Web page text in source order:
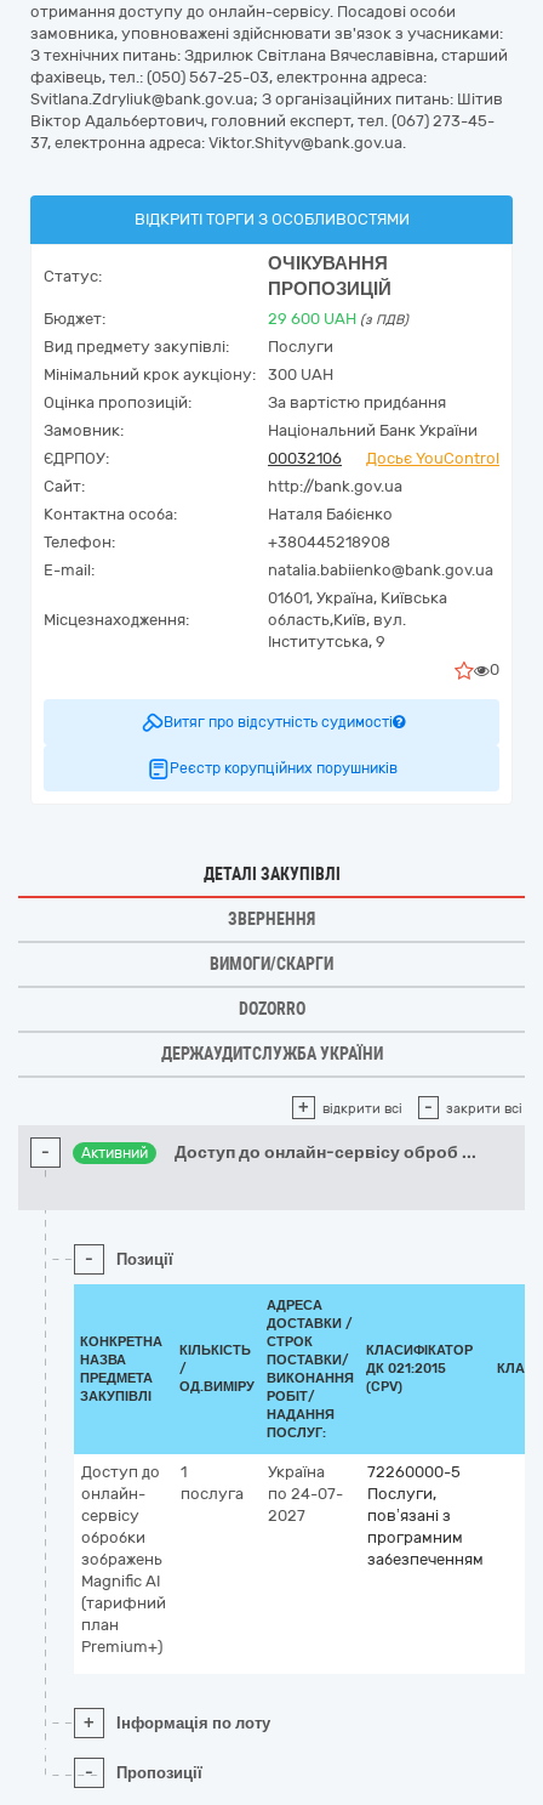
отримання доступу до онлайн-сервісу. Посадові особи
замовника, уповноважені здійснювати зв'язок з учасниками:
З технічних питань: Здрилюк Світлана Вячеславівна, старший
фахівець, тел.: (050) 567-25-03, електронна адреса:
Svitlana.Zdryliuk@bank.gov.ua; З організаційних питань: Шітив
Віктор Адальбертович, головний експерт, тел. (067) 273-45-
37, електронна адреса: Viktor.Shityv@bank.gov.ua.
ВІДКРИТІ ТОРГИ З ОСОБЛИВОСТЯМИ
Статус:
ОЧІКУВАННЯ
ПРОПОЗИЦІЙ
Бюджет: 29 600 UAH (з ПДВ)
Вид предмету закупівлі:
Послуги
Мінімальний крок аукціону:
300 UAH
Оцінка пропозицій:
За вартістю придбання
Замовник:
Національний Банк України
ЄДРПОУ:
00032106
Досьє YouControl
Сайт:
http://bank.gov.ua
Контактна особа:
Наталя Бабієнко
Телефон:
+380445218908
E-mail:
natalia.babiienko@bank.gov.ua
Місцезнаходження:
01601, Україна, Київська
область,Київ, вул.
Інститутська, 9
0
Витяг про відсутність судимості
Реєстр корупційних порушників
ДЕТАЛІ ЗАКУПІВЛІ
ЗВЕРНЕННЯ
ВИМОГИ/СКАРГИ
DOZORRO
ДЕРЖАУДИТСЛУЖБА УКРАЇНИ
+ відкрити всі - закрити всі
- Активний Доступ до онлайн-сервісу оброб ...
- Позиції
КОНКРЕТНА
НАЗВА
ПРЕДМЕТА
ЗАКУПІВЛІ
КІЛЬКІСТЬ
/
ОД.ВИМІРУ
АДРЕСА
ДОСТАВКИ /
СТРОК
ПОСТАВКИ/
ВИКОНАННЯ
РОБІТ/
НАДАННЯ
ПОСЛУГ:
КЛАСИФІКАТОР
ДК 021:2015
(CPV)
Доступ до
онлайн-
сервісу
обробки
зображень
Magnific AI
(тарифний
план
Premium+)
1
послуга
Україна
по 24-07-
2027
72260000-5
Послуги,
пов’язані з
програмним
забезпеченням
+ Інформація по лоту
- Пропозиції